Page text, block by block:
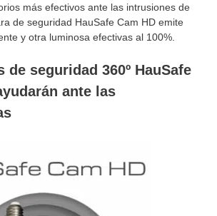
más efectivos ante las intrusiones de
de seguridad HauSafe Cam HD emite
y otra luminosa efectivas al 100%.
de seguridad 360º HauSafe
ante las